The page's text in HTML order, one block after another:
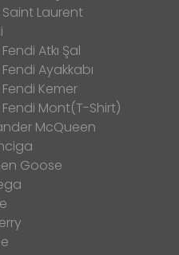
Saint Laurent
Fendi Atkı Şal
Fendi Ayakkabı
Fendi Kemer
Fendi Mont(T-Shirt)
McQueen
Goose